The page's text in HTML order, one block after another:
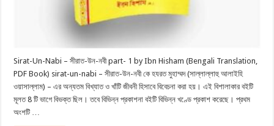
Sirat-Un-Nabi – সীরাত-উন-নবী part- 1 by Ibn Hisham (Bengali Translation,
PDF Book) sirat-un-nabi – সীরাত-উন-নবী কে হযরত মুহাম্মদ (সাল্লাল্লাহু আলাইহি
ওয়াসাল্লাম) – এর অন্যতম বিখ্যাত ও খাঁটি জীবনী হিসাবে বিবেচনা করা হয়। এই বিশালাকার বইটি
মূলত 8 টি ভাগে বিভক্ত ছিল। তবে বিভিন্ন প্রকাশনা বইটি বিভিন্ন খণ্ডে প্রকাশ করেছে। প্রথম
অংশটি …